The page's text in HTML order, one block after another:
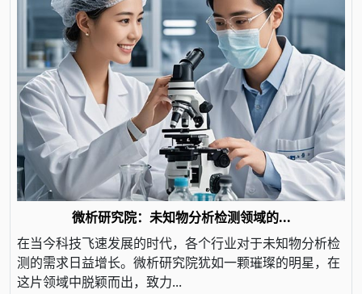
微析研究院：未知物分析检测领域的...
在当今科技飞速发展的时代，各个行业对于未知物分析检
测的需求日益增长。微析研究院犹如一颗璀璨的明星，在
这片领域中脱颖而出，致力...